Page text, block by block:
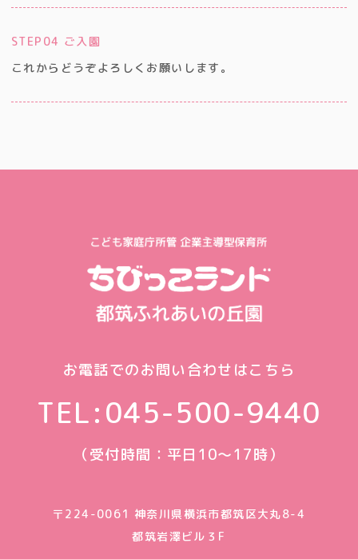
STEP04 ご入園
これからどうぞよろしくお願いします。
お電話でのお問い合わせはこちら
TEL:045-500-9440
（受付時間：平日10〜17時）
〒224-0061 神奈川県横浜市都筑区大丸8-4
都筑岩澤ビル３F